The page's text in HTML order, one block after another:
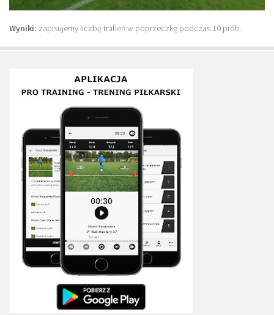
Program treningu siłowego
Program treningu biegowego
Plany treningowe
Aplikacja Pro Training
Sprzęt treningowy
Kontakt
O nas
Od autorów
Kontakt
Wyniki: zapisujemy liczbę trafień w poprzeczkę podczas 10 prób.